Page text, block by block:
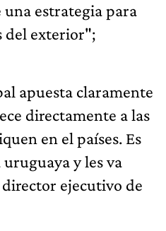
una estrategia para
del exterior";
apuesta claramente
directamente a las
en el países. Es
y les va
ejecutivo de